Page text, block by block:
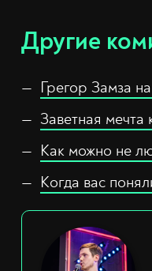
Другие
Грегор Замза
Заветная мечта
Как можно не
Когда вас